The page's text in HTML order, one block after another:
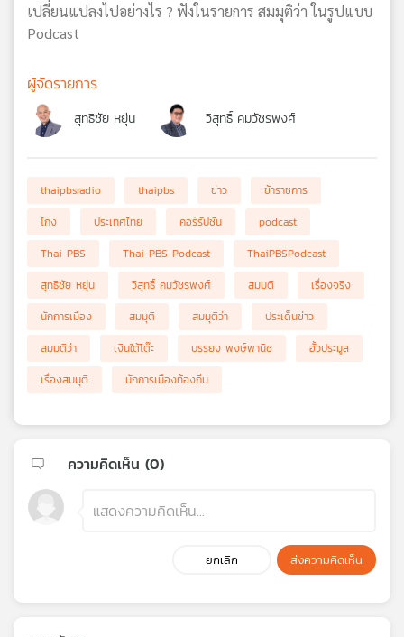
เปลี่ยนแปลงไปอย่างไร ? ฟังในรายการ สมมุติว่า ในรูปแบบ
Podcast
ผู้จัดรายการ
สุทธิชัย หยุ่น วิสุทธิ์ คมวัชรพงศ์
thaipbsradio thaipbs ข่าว
ข้าราชการ
โกง
ประเทศไทย คอร์รัปชัน
podcast
Thai PBS
Thai PBS Podcast
ThaiPBSPodcast
สุทธิชัย หยุ่น
วิสุทธิ์ คมวัชรพงศ์ สมมติ
เรื่องจริง
นักการเมือง
สมมุติ สมมุติว่า
ประเด็นข่าว
สมมติว่า
เงินใต้โต๊ะ บรรยง พงษ์พานิช
ฮั้วประมูล
เรื่องสมมุติ
นักการเมืองท้องถิ่น
ความคิดเห็น (0)
ยกเลิก ส่งความคิดเห็น